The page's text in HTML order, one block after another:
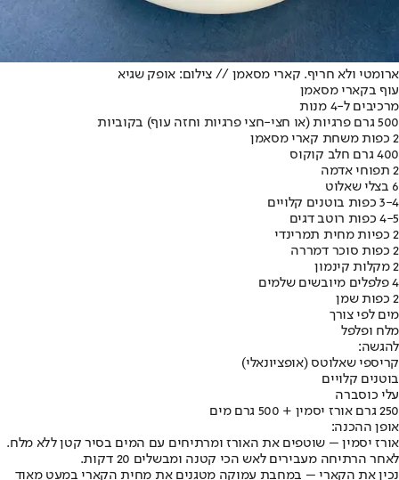
ארומטי ולא חריף. קארי מסאמן // צילום: אופק שגיא
עוף בקארי מסאמן
מרכיבים ל-4 מנות
500 גרם פרגיות (או חצי-חצי פרגיות וחזה עוף) בקוביות
2 כפות משחת קארי מסאמן
400 גרם חלב קוקוס
2 תפוחי אדמה
6 בצלי שאלוט
3-4 כפות בוטנים קלויים
4-5 כפות רוטב דגים
2 כפיות מחית תמרינדי
2 כפות סוכר דמררה
2 מקלות קינמון
4 פלפלים מיובשים שלמים
2 כפות שמן
מים לפי צורך
מלח ופלפל
להגשה:
קריספי שאלוטס (אופציונאלי)
בוטנים קלויים
עלי כוסברה
250 גרם אורז יסמין + 500 גרם מים
אופן ההכנה:
אורז יסמין – שוטפים את האורז ומרתיחים עם המים בסיר קטן ללא מלח.
לאחר הרתיחה מעבירים לאש הכי קטנה ומבשלים 20 דקות.
נכין את הקארי – במחבת עמוקה מטגנים את מחית הקארי במעט מאוד